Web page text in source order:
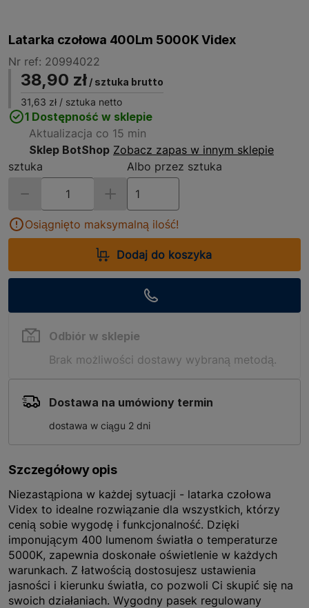
Latarka czołowa 400Lm 5000K Videx
Nr ref: 20994022
38,90 zł / sztuka brutto
31,63 zł / sztuka netto
1 Dostępność w sklepie
Aktualizacja co 15 min
Sklep BotShop Zobacz zapas w innym sklepie
sztuka
Albo przez sztuka
Osiągnięto maksymalną ilość!
Dodaj do koszyka
Odbiór w sklepie
Brak możliwości dostawy wybraną metodą.
Dostawa na umówiony termin
dostawa w ciągu 2 dni
Szczegółowy opis
Niezastąpiona w każdej sytuacji - latarka czołowa
Videx to idealne rozwiązanie dla wszystkich, którzy
cenią sobie wygodę i funkcjonalność. Dzięki
imponującym 400 lumenom światła o temperaturze
5000K, zapewnia doskonałe oświetlenie w każdych
warunkach. Z łatwością dostosujesz ustawienia
jasności i kierunku światła, co pozwoli Ci skupić się na
swoich działaniach. Wygodny pasek regulowany